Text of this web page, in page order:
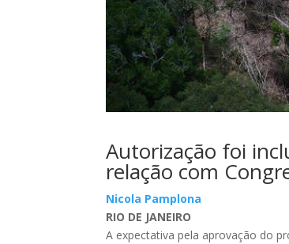
Autorização foi
relação com
Nicola Pamplona
RIO DE JANEIRO
A expectativa pela aprovação do